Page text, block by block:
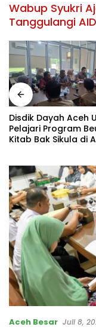
Wabup Syukri
Tanggulangi
Disdik Dayah Aceh
Pelajari Program
Kitab Bak Sikula di
Aceh Besar Juli 8,